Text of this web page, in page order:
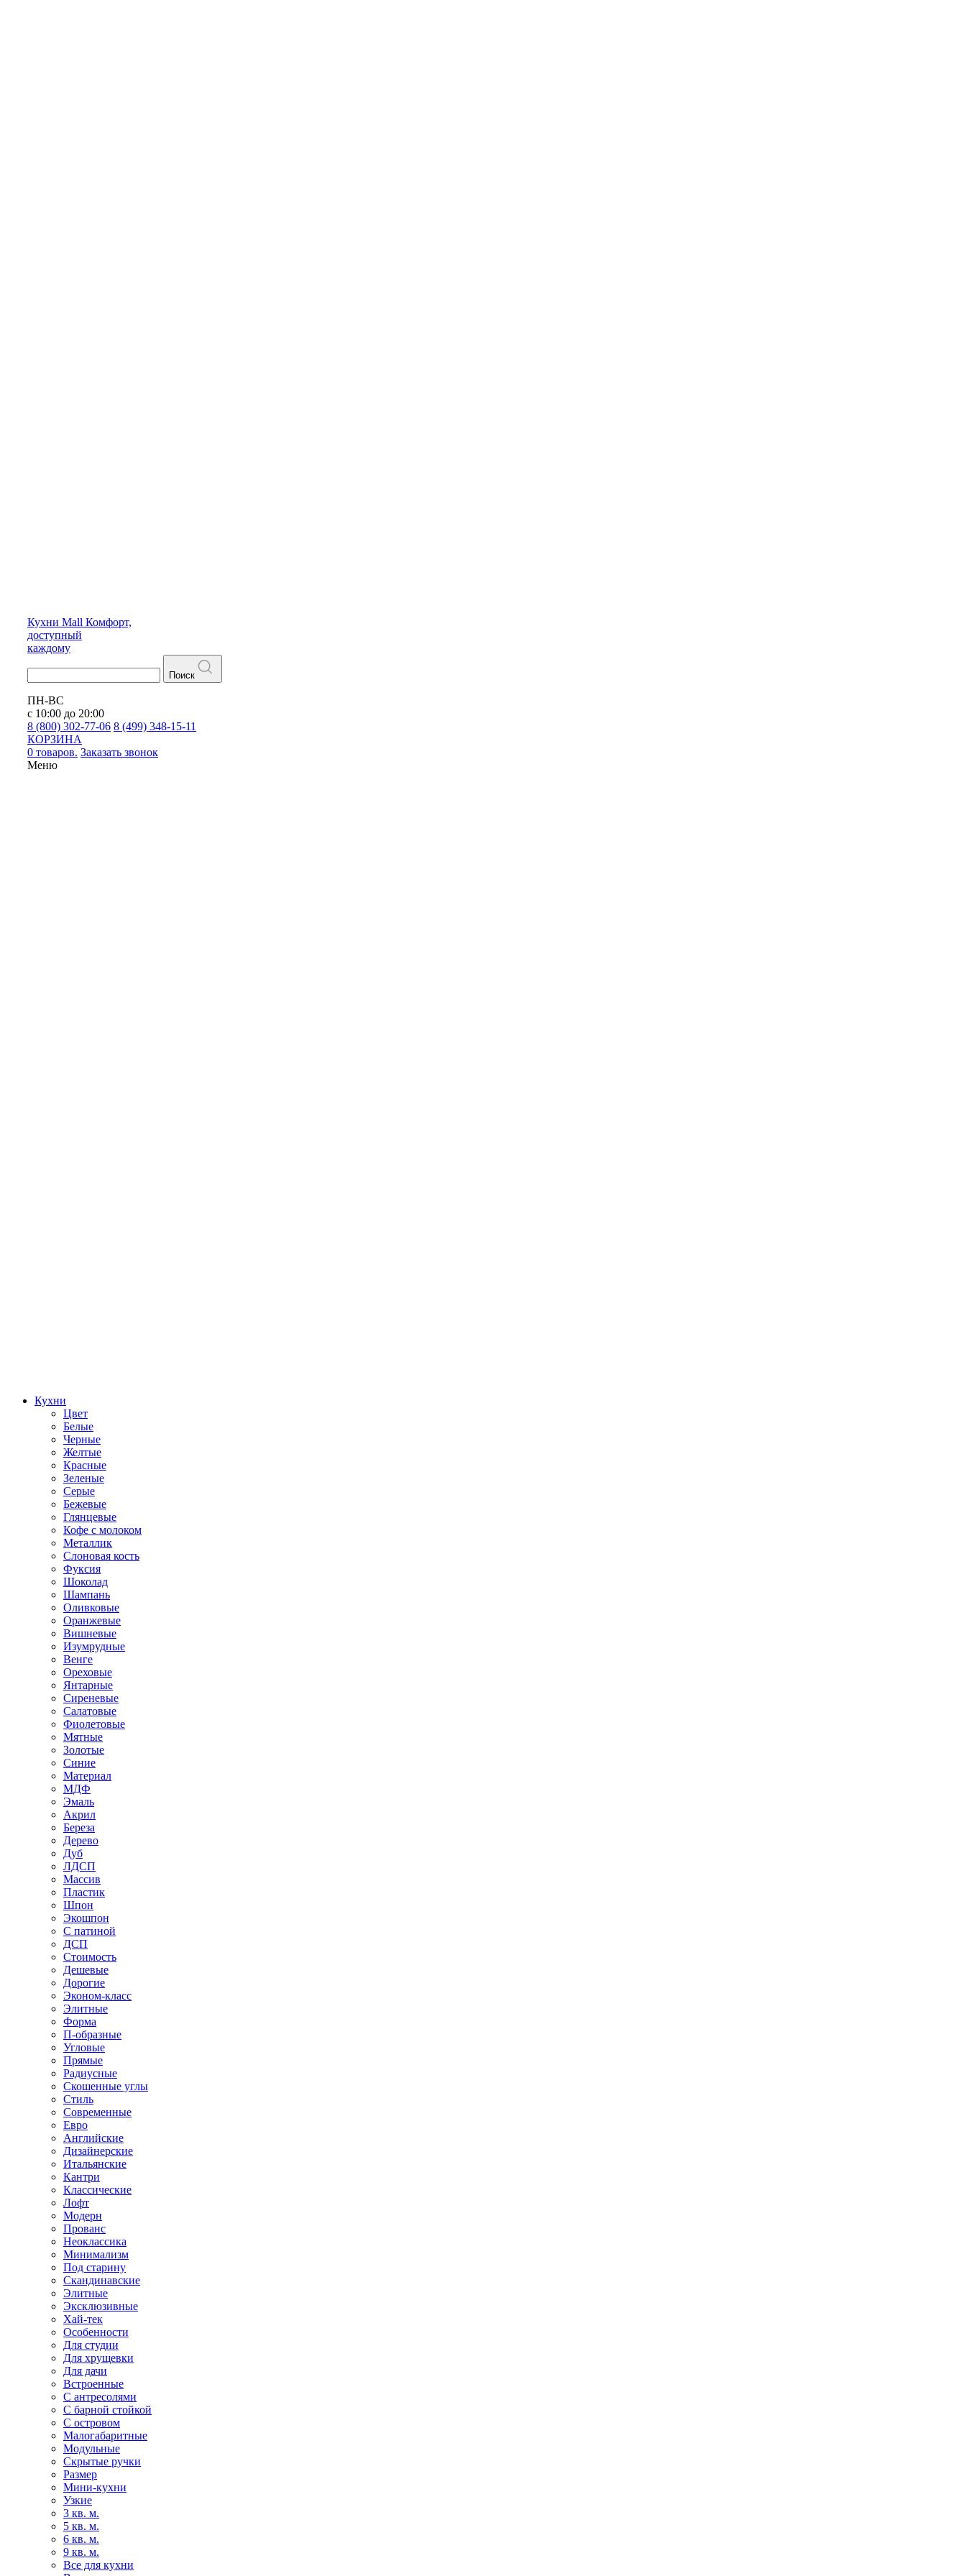
Кухни Mall Комфорт,
доступный
каждому
Поиск
ПН-ВС
с 10:00 до 20:00
8 (800) 302-77-06 8 (499) 348-15-11
КОРЗИНА
0 товаров. Заказать звонок
Меню
Кухни
Цвет
Белые
Черные
Желтые
Красные
Зеленые
Серые
Бежевые
Глянцевые
Кофе с молоком
Металлик
Слоновая кость
Фуксия
Шоколад
Шампань
Оливковые
Оранжевые
Вишневые
Изумрудные
Венге
Ореховые
Янтарные
Сиреневые
Салатовые
Фиолетовые
Мятные
Золотые
Синие
Материал
МДФ
Эмаль
Акрил
Береза
Дерево
Дуб
ЛДСП
Массив
Пластик
Шпон
Экошпон
С патиной
ДСП
Стоимость
Дешевые
Дорогие
Эконом-класс
Элитные
Форма
П-образные
Угловые
Прямые
Радиусные
Скошенные углы
Стиль
Современные
Евро
Английские
Дизайнерские
Итальянские
Кантри
Классические
Лофт
Модерн
Прованс
Неоклассика
Минимализм
Под старину
Скандинавские
Элитные
Эксклюзивные
Хай-тек
Особенности
Для студии
Для хрущевки
Для дачи
Встроенные
С антресолями
С барной стойкой
С островом
Малогабаритные
Модульные
Скрытые ручки
Размер
Мини-кухни
Узкие
3 кв. м.
5 кв. м.
6 кв. м.
9 кв. м.
Все для кухни